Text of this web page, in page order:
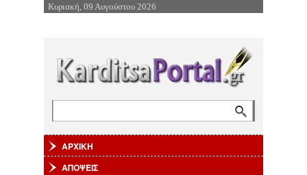
Επιστροφή στην Πλοήγηση
Κυριακή, 09 Αυγούστου 2026
ΑΡΧΙΚΗ
ΑΠΟΨΕΙΣ